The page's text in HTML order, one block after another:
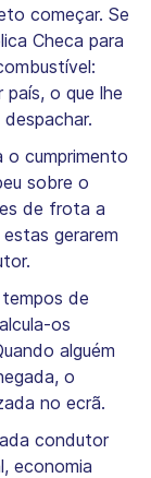
começar. Se
Checa para
o que lhe
cumprimento
sobre o
de frota a
gerarem
de
os
alguém
o
no ecrã.
condutor
economia